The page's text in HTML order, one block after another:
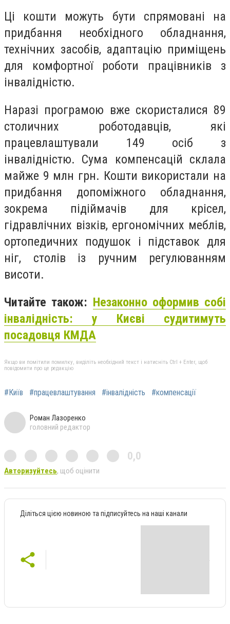
Ці кошти можуть бути спрямовані на
придбання необхідного обладнання,
технічних засобів, адаптацію приміщень
для комфортної роботи працівників з
інвалідністю.
Наразі програмою вже скористалися 89
столичних роботодавців, які
працевлаштували 149 осіб з
інвалідністю. Сума компенсацій склала
майже 9 млн грн. Кошти використали на
придбання допоміжного обладнання,
зокрема підіймачів для крісел,
гідравлічних візків, ергономічних меблів,
ортопедичних подушок і підставок для
ніг, столів із ручним регулюванням
висоти.
Читайте також: Незаконно оформив собі
інвалідність: у Києві судитимуть
посадовця КМДА
Якщо ви помітили помилку, виділіть необхідний текст і натисніть Ctrl + Enter, щоб
повідомити про це редакцію
#Київ #працевлаштування #інвалідність #компенсації
Роман Лазоренко
головний редактор
0,0
Авторизуйтесь, щоб оцінити
Діліться цією новиною та підписуйтесь на наші канали